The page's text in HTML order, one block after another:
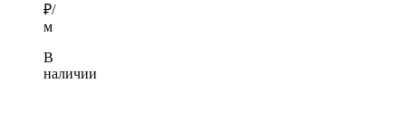
₽/
м
В
наличии